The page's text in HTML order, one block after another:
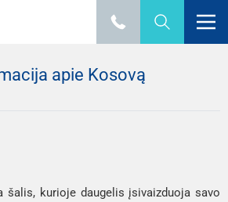
apie Kosovą
šalis, kurioje daugelis įsivaizduoja savo